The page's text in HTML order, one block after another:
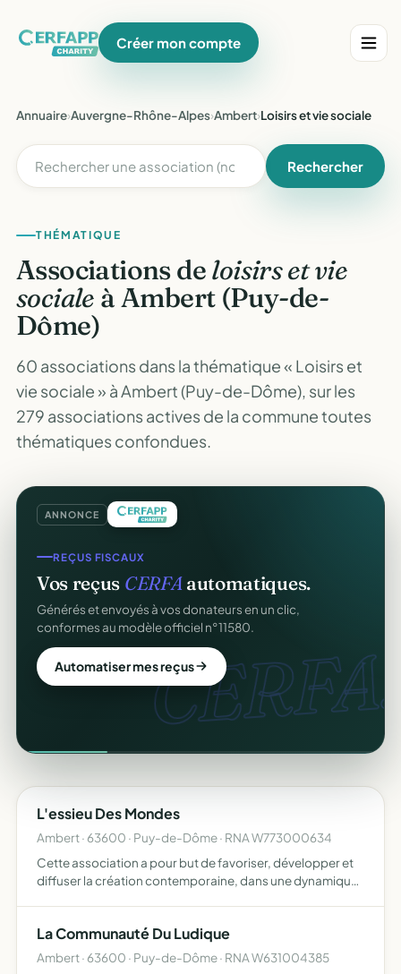
Créer mon compte
Annuaire›Auvergne-Rhône-Alpes›Ambert›Loisirs et vie sociale
Rechercher
THÉMATIQUE
Associations deloisirs et vie
sociale à Ambert (Puy-de-
Dôme)
60 associations dans la thématique « Loisirs et
vie sociale » à Ambert (Puy-de-Dôme), sur les
279 associations actives de la commune toutes
thématiques confondues.
ANNONCE
CERFA.
REÇUS FISCAUX
Vos reçus CERFAautomatiques.
Générés et envoyés à vos donateurs en un clic,
conformes au modèle officiel n°11580.
Automatiser mes reçus
L'essieu Des Mondes
Ambert · 63600 · Puy-de-Dôme · RNA W773000634
Cette association a pour but de favoriser, développer et
diffuser la création contemporaine, dans une dynamique
La Communauté Du Ludique
Ambert · 63600 · Puy-de-Dôme · RNA W631004385